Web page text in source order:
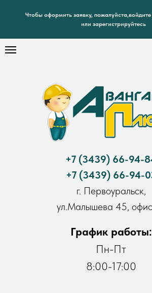
Чтобы оформить заявку,
или зарегистрируйтесь
+7 (3439) 66-94-
+7 (3439) 66-94-
г. Первоуральск,
ул.Малышева 45,
График работы:
Пн-Пт
8:00-17:00